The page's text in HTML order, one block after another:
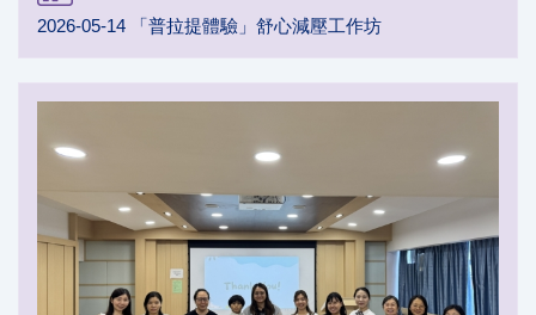
2026-05-14 「普拉提體驗」舒心減壓工作坊